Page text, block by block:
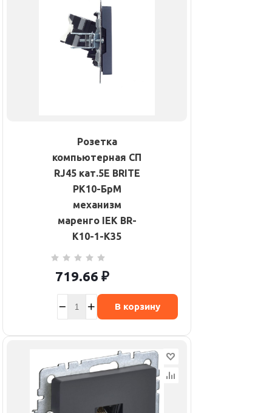
Розетка
компьютерная СП
RJ45 кат.5E BRITE
РК10-БрМ
механизм
маренго IEK BR-
K10-1-K35
719.66 ₽
В корзину